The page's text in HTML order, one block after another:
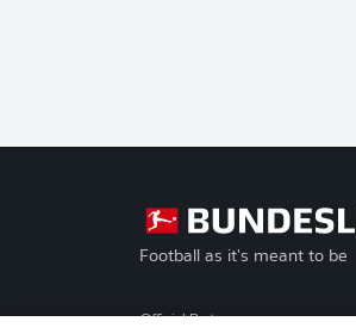
Football as it's meant to be
Official Partners